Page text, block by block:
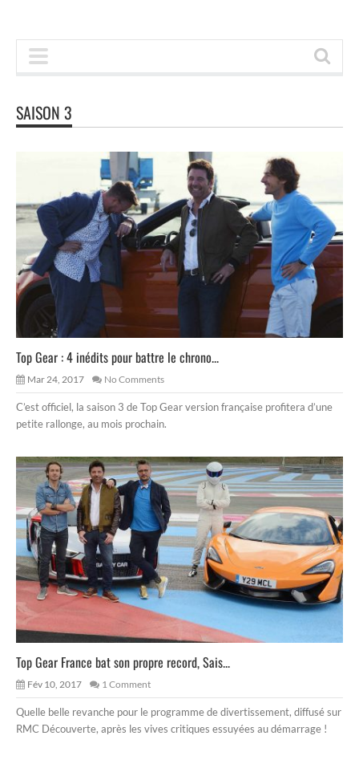
SAISON 3
Top Gear : 4 inédits pour battre le chrono...
Mar 24, 2017 No Comments
C’est officiel, la saison 3 de Top Gear version française profitera d’une
petite rallonge, au mois prochain.
Top Gear France bat son propre record, Sais...
Fév 10, 2017 1 Comment
Quelle belle revanche pour le programme de divertissement, diffusé sur
RMC Découverte, après les vives critiques essuyées au démarrage !